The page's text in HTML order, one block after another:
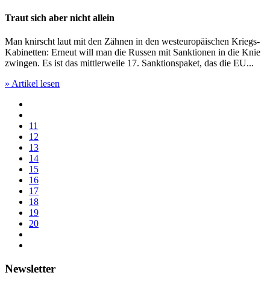
Traut sich aber nicht allein
Man knirscht laut mit den Zähnen in den westeuropäischen Kriegs-
Kabinetten: Erneut will man die Russen mit Sanktionen in die Knie
zwingen. Es ist das mittlerweile 17. Sanktionspaket, das die EU...
» Artikel lesen
11
12
13
14
15
16
17
18
19
20
Newsletter